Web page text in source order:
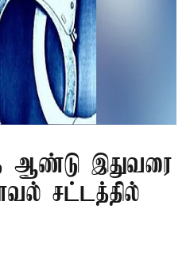
ஆண்டு இதுவரை
சட்டத்தில்